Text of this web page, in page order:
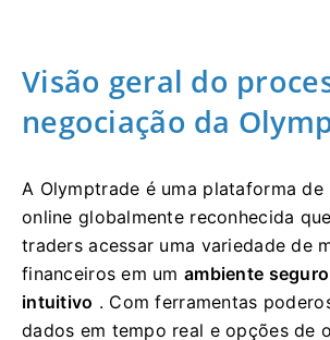
Visão geral do
negociação da
A Olymptrade é uma plataforma de
online globalmente reconhecida
traders acessar uma variedade de
financeiros em umambiente
intuitivo . Com ferramentas
dados em tempo real e opções de